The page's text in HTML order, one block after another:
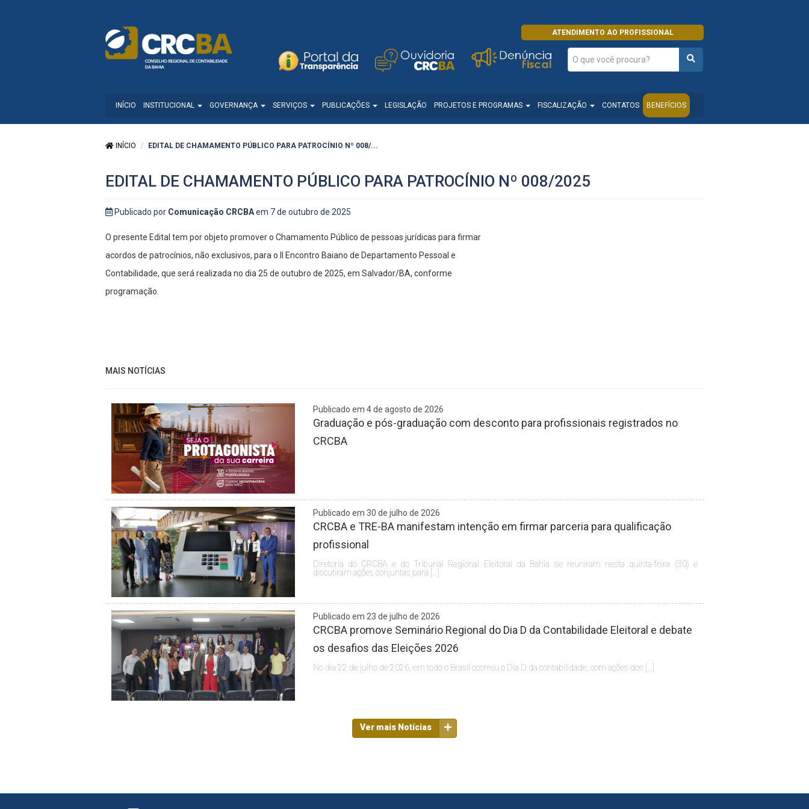
ATENDIMENTO AO PROFISSIONAL
INÍCIO INSTITUCIONAL GOVERNANÇA SERVIÇOS PUBLICAÇÕES LEGISLAÇÃO PROJETOS E PROGRAMAS FISCALIZAÇÃO CONTATOS BENEFÍCIOS
INÍCIO EDITAL DE CHAMAMENTO PÚBLICO PARA PATROCÍNIO Nº 008/...
EDITAL DE CHAMAMENTO PÚBLICO PARA PATROCÍNIO Nº 008/2025
Publicado por Comunicação CRCBAem 7 de outubro de 2025
O presente Edital tem por objeto promover o Chamamento Público de pessoas jurídicas para firmar
acordos de patrocínios, não exclusivos, para o II Encontro Baiano de Departamento Pessoal e
Contabilidade, que será realizada no dia 25 de outubro de 2025, em Salvador/BA, conforme
programação.
MAIS NOTÍCIAS
Publicado em 4 de agosto de 2026
Graduação e pós-graduação com desconto para profissionais registrados no
CRCBA
Publicado em 30 de julho de 2026
CRCBA e TRE-BA manifestam intenção em firmar parceria para qualificação
profissional
Diretoria do CRCBA e do Tribunal Regional Eleitoral da Bahia se reuniram nesta quinta-feira (30) e
discutiram ações conjuntas para […]
Publicado em 23 de julho de 2026
CRCBA promove Seminário Regional do Dia D da Contabilidade Eleitoral e debate
os desafios das Eleições 2026
No dia 22 de julho de 2026, em todo o Brasil ocorreu o Dia D da contabilidade, com ações dos […]
Ver mais Notícias